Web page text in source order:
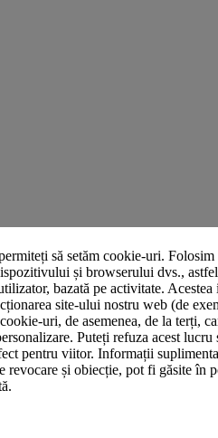
să setăm cookie-uri.
și browserului dvs.,
bazată pe activitate.
site-ului nostru web (de
uri, de asemenea, de la terți,
Puteți refuza acest
pentru viitor. Informații
revocare și obiecție, pot fi găsite în